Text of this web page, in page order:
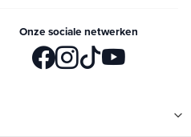
Onze sociale netwerken